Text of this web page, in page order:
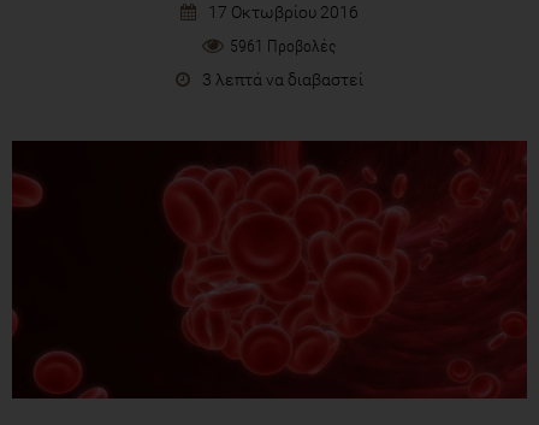
17 Οκτωβρίου 2016
5961 Προβολές
3 λεπτά να διαβαστεί